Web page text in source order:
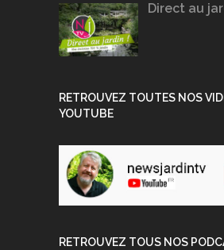
Direct au
RETROUVEZ TOUTES NOS
YOUTUBE
RETROUVEZ TOUS NOS